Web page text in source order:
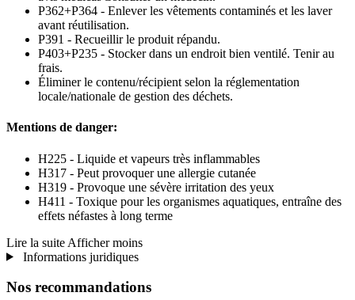
P362+P364 - Enlever les vêtements contaminés et les laver
avant réutilisation.
P391 - Recueillir le produit répandu.
P403+P235 - Stocker dans un endroit bien ventilé. Tenir au
frais.
Éliminer le contenu/récipient selon la réglementation
locale/nationale de gestion des déchets.
Mentions de danger:
H225 - Liquide et vapeurs très inflammables
H317 - Peut provoquer une allergie cutanée
H319 - Provoque une sévère irritation des yeux
H411 - Toxique pour les organismes aquatiques, entraîne des
effets néfastes à long terme
Lire la suite Afficher moins
Informations juridiques
Nos recommandations